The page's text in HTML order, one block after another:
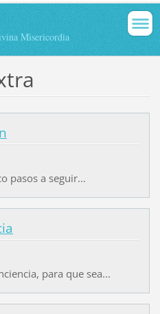
Misericordia
pasos a seguir...
para que sea...